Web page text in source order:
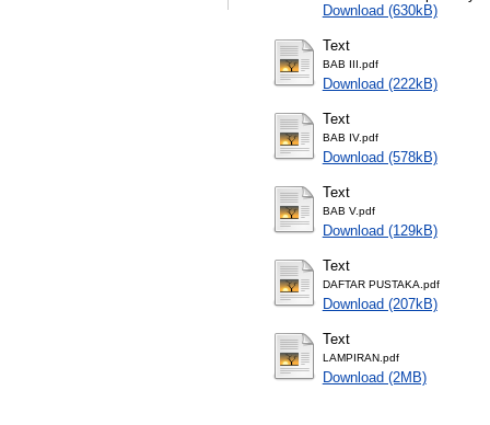
Download (630kB)
Text
BAB III.pdf
Download (222kB)
Text
BAB IV.pdf
Download (578kB)
Text
BAB V.pdf
Download (129kB)
Text
DAFTAR PUSTAKA.pdf
Download (207kB)
Text
LAMPIRAN.pdf
Download (2MB)